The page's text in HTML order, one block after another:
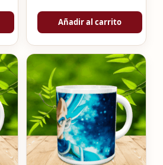
Añadir al carrito